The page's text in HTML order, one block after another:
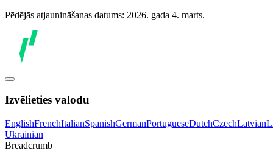
Pēdējās atjaunināšanas datums: 2026. gada 4. marts.
Izvēlieties valodu
EnglishFrenchItalianSpanishGermanPortugueseDutchCzechLatvian
Ukrainian
Breadcrumb